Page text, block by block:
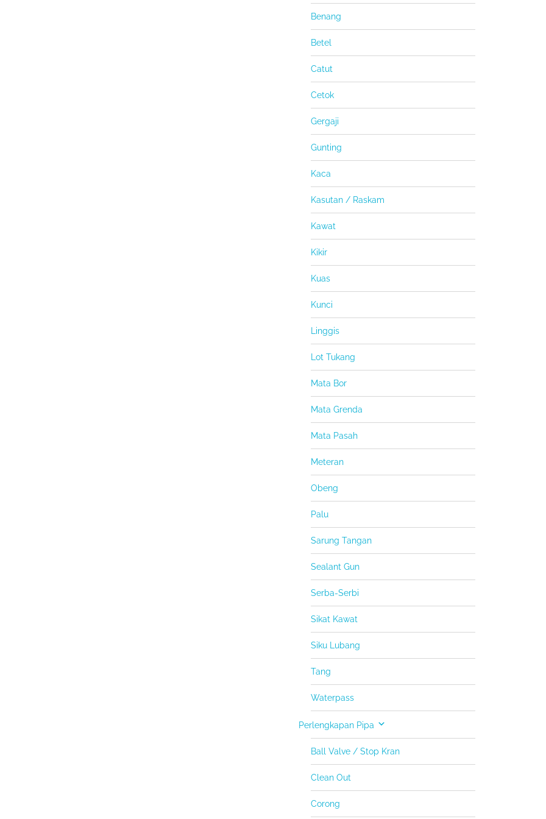
Benang
Betel
Catut
Cetok
Gergaji
Gunting
Kaca
Kasutan / Raskam
Kawat
Kikir
Kuas
Kunci
Linggis
Lot Tukang
Mata Bor
Mata Grenda
Mata Pasah
Meteran
Obeng
Palu
Sarung Tangan
Sealant Gun
Serba-Serbi
Sikat Kawat
Siku Lubang
Tang
Waterpass
Perlengkapan Pipa
Ball Valve / Stop Kran
Clean Out
Corong